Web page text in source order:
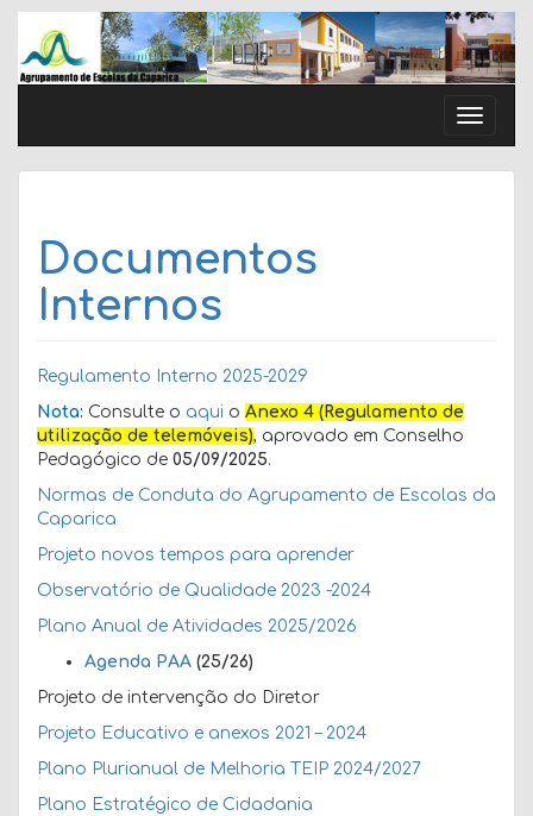
Skip
content
Toggle
Documentos
Internos
Regulamento Interno 2025-2029
Nota: Consulte o aqui o Anexo 4 (Regulamento de
utilização de telemóveis), aprovado em Conselho
Pedagógico de 05/09/2025.
Normas de Conduta do Agrupamento de Escolas da
Caparica
Projeto novos tempos para aprender
Observatório de Qualidade 2023 -2024
Plano Anual de Atividades 2025/2026
Agenda PAA (25/26)
Projeto de intervenção do Diretor
Projeto Educativo e anexos 2021 – 2024
Plano Plurianual de Melhoria TEIP 2024/2027
Plano Estratégico de Cidadania